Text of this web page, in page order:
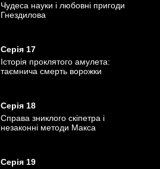
Чудеса науки і любовні пригоди
Гнездилова
Серія 17
Історія проклятого амулета:
таємнича смерть ворожки
Серія 18
Справа зниклого скіпетра і
незаконні методи Макса
Серія 19